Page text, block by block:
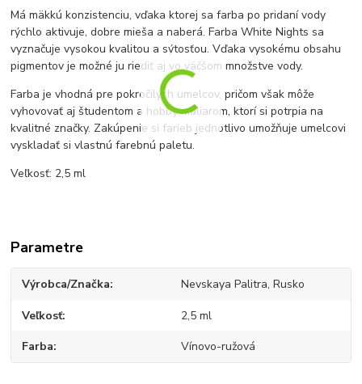
Má mäkkú konzistenciu, vďaka ktorej sa farba po pridaní vody
rýchlo aktivuje, dobre mieša a naberá. Farba White Nights sa
vyznačuje vysokou kvalitou a sýtosťou. Vďaka vysokému obsahu
pigmentov je možné ju riediť aj vo väčšom množstve vody.
Farba je vhodná pre pokročilých umelcov, pričom však môže
vyhovovať aj študentom a hobby maliarom, ktorí si potrpia na
kvalitné značky. Zakúpenie si farieb jednotlivo umožňuje umelcovi
vyskladať si vlastnú farebnú paletu.
Veľkosť: 2,5 ml
Parametre
Výrobca/Značka Nevskaya Palitra, Rusko
Veľkosť 2,5 ml
Farba Vínovo-ružová